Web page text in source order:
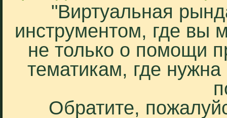
"Виртуальная
инструментом, где вы
не только о помощи
тематикам, где
Обратите,